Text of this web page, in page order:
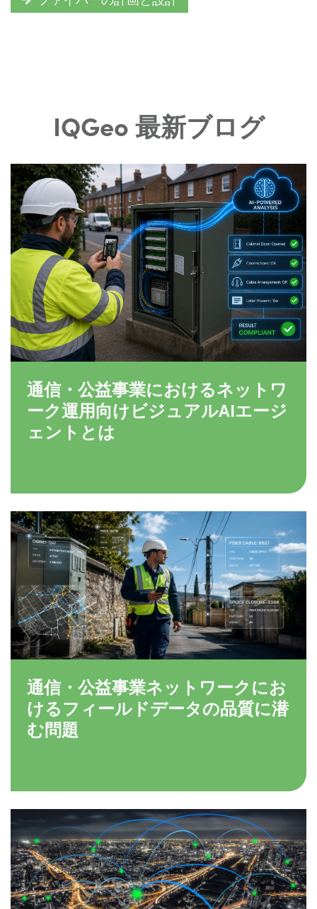
IQGeo 最新ブログ
通信・公益事業におけるネットワ
ーク運用向けビジュアルAIエージ
ェントとは
通信・公益事業ネットワークにお
けるフィールドデータの品質に潜
む問題